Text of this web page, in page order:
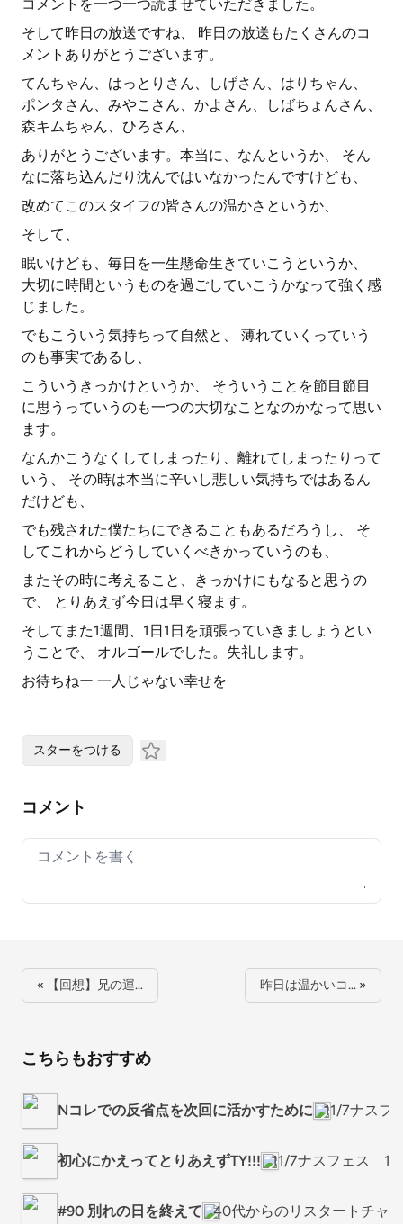
コメントを一つ一つ読ませていただきました。
そして昨日の放送ですね、 昨日の放送もたくさんのコ
メントありがとうございます。
てんちゃん、はっとりさん、しげさん、はりちゃん、
ポンタさん、みやこさん、かよさん、しばちょんさん、
森キムちゃん、ひろさん、
ありがとうございます。本当に、なんというか、 そん
なに落ち込んだり沈んではいなかったんですけども、
改めてこのスタイフの皆さんの温かさというか、
そして、
眠いけども、毎日を一生懸命生きていこうというか、
大切に時間というものを過ごしていこうかなって強く感
じました。
でもこういう気持ちって自然と、 薄れていくっていう
のも事実であるし、
こういうきっかけというか、 そういうことを節目節目
に思うっていうのも一つの大切なことなのかなって思い
ます。
なんかこうなくしてしまったり、離れてしまったりって
いう、 その時は本当に辛いし悲しい気持ちではあるん
だけども、
でも残された僕たちにできることもあるだろうし、 そ
してこれからどうしていくべきかっていうのも、
またその時に考えること、きっかけにもなると思うの
で、 とりあえず今日は早く寝ます。
そしてまた1週間、1日1日を頑張っていきましょうとい
うことで、 オルゴールでした。失礼します。
お待ちねー 一人じゃない幸せを
スターをつける
コメント
Your comment
« 【回想】兄の運… 昨日は温かいコ… »
こちらもおすすめ
Nコレでの反省点を次回に活かすために 11/7ナスフ
初心にかえってとりあえずTY!!! 11/7ナスフェス
#90 別れの日を終えて 40代からのリスタートチャ